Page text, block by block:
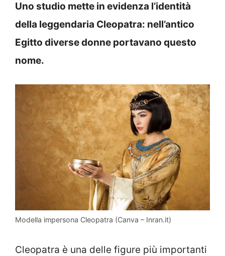
Uno studio mette in evidenza l’identità
della leggendaria Cleopatra: nell’antico
Egitto diverse donne portavano questo
nome.
Modella impersona Cleopatra (Canva – Inran.it)
Cleopatra è una delle figure più importanti